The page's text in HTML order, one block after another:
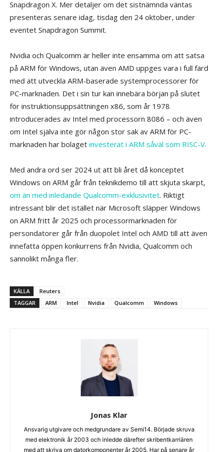
Snapdragon X. Mer detaljer om det sistnämnda väntas
presenteras senare idag, tisdag den 24 oktober, under
eventet Snapdragon Summit.
Nvidia och Qualcomm är heller inte ensamma om att satsa
på ARM för Windows, utan även AMD uppges vara i full färd
med att utveckla ARM-baserade systemprocessorer för
PC-marknaden. Det i sin tur kan innebära början på slutet
för instruktionsuppsättningen x86, som år 1978
introducerades av Intel med processorn 8086 – och även
om Intel själva inte gör någon stor sak av ARM för PC-
marknaden har bolaget investerat i ARM såväl som RISC-V.
Med andra ord ser 2024 ut att bli året då konceptet
Windows on ARM går från teknikdemo till att skjuta skarpt,
om än med inledande Qualcomm-exklusivitet. Riktigt
intressant blir det istället när Microsoft släpper Windows
on ARM fritt år 2025 och processormarknaden för
persondatorer går från duopolet Intel och AMD till att även
innefatta öppen konkurrens från Nvidia, Qualcomm och
sannolikt många fler.
KÄLLA
Reuters
TAGGAR
ARM Intel Nvidia Qualcomm Windows
Jonas Klar
Ansvarig utgivare och medgrundare av Semi14. Började skruva
med elektronik år 2003 och inledde därefter skribentkarriären
med att skriva om datorkomponenter år 2005. Har på senare år